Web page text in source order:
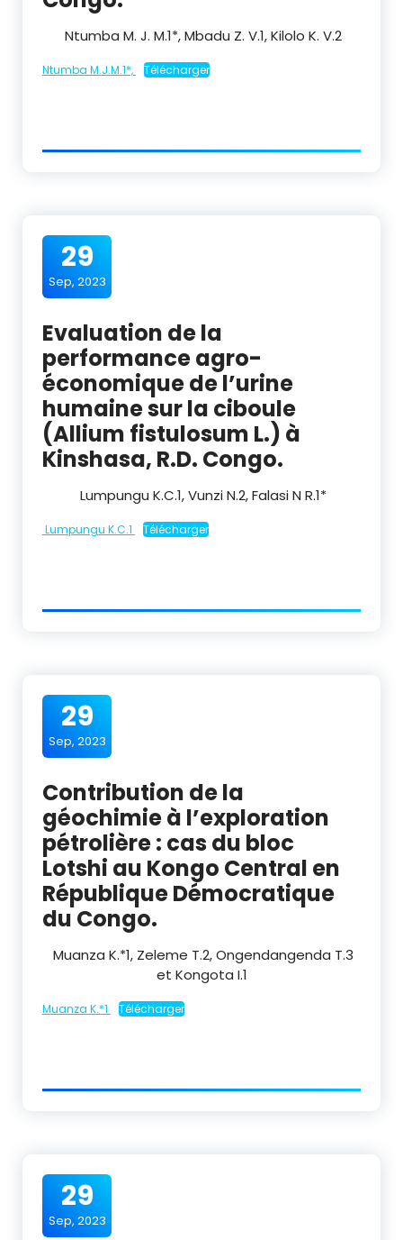
Ntumba M. J. M.1*, Mbadu Z. V.1, Kilolo K. V.2
Ntumba M.J.M.1*, Télécharger
29
Sep, 2023
Evaluation de la
performance agro-
économique de l’urine
humaine sur la ciboule
(Allium fistulosum L.) à
Kinshasa, R.D. Congo.
Lumpungu K.C.1, Vunzi N.2, Falasi N R.1*
Lumpungu K.C.1 Télécharger
29
Sep, 2023
Contribution de la
géochimie à l’exploration
pétrolière : cas du bloc
Lotshi au Kongo Central en
République Démocratique
du Congo.
Muanza K.*1, Zeleme T.2, Ongendangenda T.3
et Kongota I.1
Muanza K.*1 Télécharger
29
Sep, 2023